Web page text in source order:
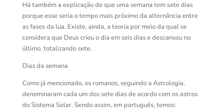
Há também a explicação de que uma semana tem sete dias
porque esse seria o tempo mais próximo da alternância entre
as fases da lua. Existe, ainda, a teoria por meio da qual se
considera que Deus criou o dia em seis dias e descansou no
último, totalizando sete.
Dias da semana
Como já mencionado, os romanos, seguindo a Astrologia,
denominaram cada um dos sete dias de acordo com os astros
do Sistema Solar. Sendo assim, em português, temos: